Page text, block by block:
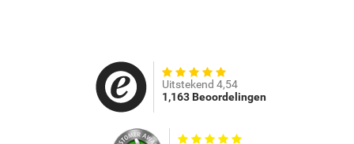
Uitstekend 4,54
1,163 Beoordelingen